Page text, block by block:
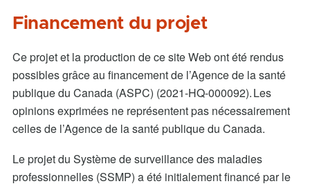
Financement du projet
Ce projet et la production de ce site Web ont été rendus
possibles grâce au financement de l’Agence de la santé
publique du Canada (ASPC) (2021-HQ-000092). Les
opinions exprimées ne représentent pas nécessairement
celles de l’Agence de la santé publique du Canada.
Le projet du Système de surveillance des maladies
professionnelles (SSMP) a été initialement financé par le